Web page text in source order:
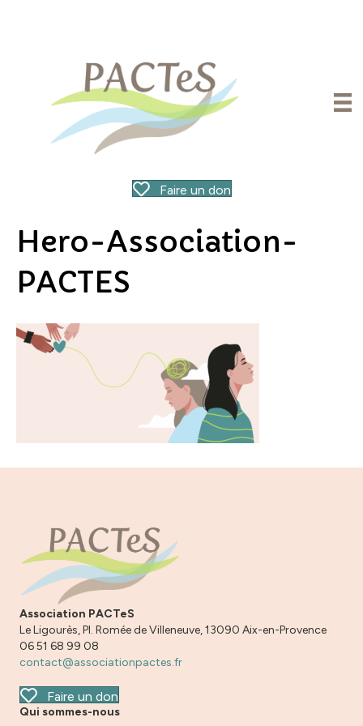
Faire un don
Hero-Association-
PACTES
Association PACTeS
Le Ligourès, Pl. Romée de Villeneuve, 13090 Aix-en-Provence
06 51 68 99 08
contact@associationpactes.fr
Faire un don
Qui sommes-nous